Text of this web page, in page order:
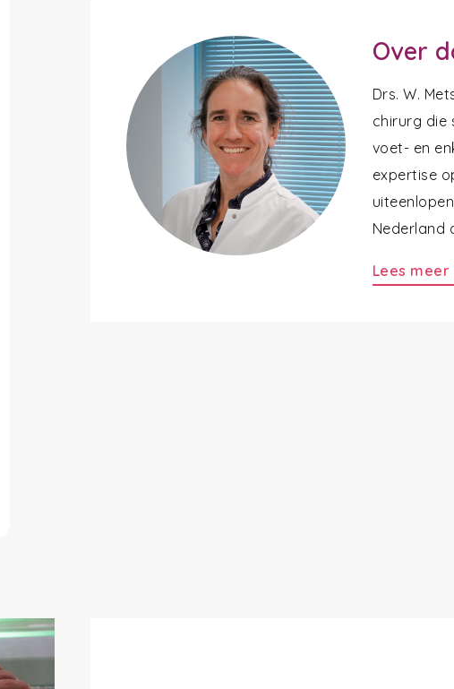
Over
Drs. W.
chirurg die
voet- en
expertise
Nederland
Lees meer